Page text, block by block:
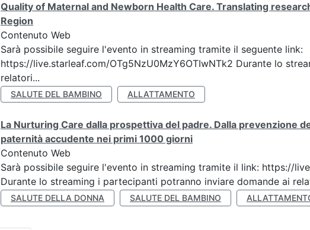
Quality of Maternal and Newborn Health Care. Translating
Region
Contenuto Web
Sarà possibile seguire l'evento in streaming tramite il seguente link:
https://live.starleaf.com/OTg5NzU0MzY6OTIwNTk2 Durante lo
relatori...
SALUTE DEL BAMBINO ALLATTAMENTO
La Nurturing Care dalla prospettiva del padre. Dalla prevenzione
paternità accudente nei primi 1000 giorni
Contenuto Web
Sarà possibile seguire l'evento in streaming tramite il link: https://
Durante lo streaming i partecipanti potranno inviare domande ai
SALUTE DELLA DONNA SALUTE DEL BAMBINO